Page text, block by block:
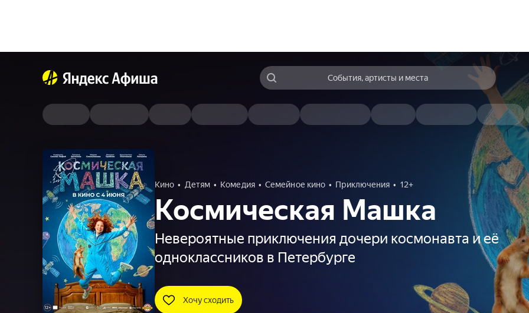
События, артисты и места
Кино Детям Комедия Семейное кино Приключения 12+
Космическая Машка
Невероятные приключения дочери космонавта и её
одноклассников в Петербурге
Хочу сходить